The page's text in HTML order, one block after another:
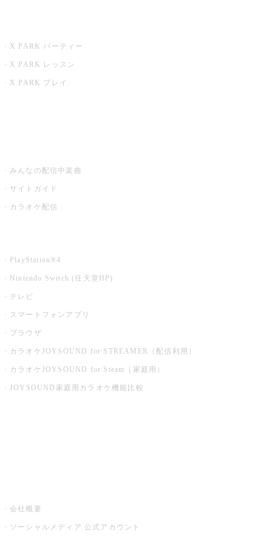
X PARK パーティー
X PARK レッスン
X PARK プレイ
みんなの配信中楽曲
サイトガイド
カラオケ配信
PlayStation®4
Nintendo Switch (任天堂HP)
テレビ
スマートフォンアプリ
ブラウザ
カラオケJOYSOUND for STREAMER（配信利用）
カラオケJOYSOUND for Steam（家庭用）
JOYSOUND家庭用カラオケ機能比較
会社概要
ソーシャルメディア 公式アカウント